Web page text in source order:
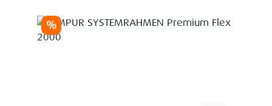
Rabatt
%